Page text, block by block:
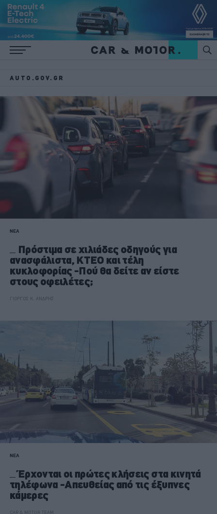
AUTO.GOV.GR
ΝΕΑ
Πρόστιμα σε χιλιάδες οδηγούς για
ανασφάλιστα, ΚΤΕΟ και τέλη
κυκλοφορίας -Πού θα δείτε αν είστε
στους οφειλέτες;
ΓΙΩΡΓΟΣ Κ. ΑΝΔΡΗΣ
ΝΕΑ
Έρχονται οι πρώτες κλήσεις στα κινητά
τηλέφωνα -Απευθείας από τις έξυπνες
κάμερες
CAR & MOTOR TEAM